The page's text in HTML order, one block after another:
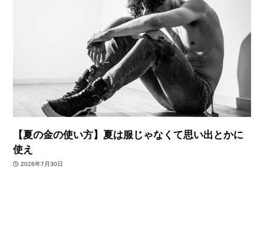
【夏の金の使い方】夏は服じゃなくて思い出とかに
使え
2026年7月30日